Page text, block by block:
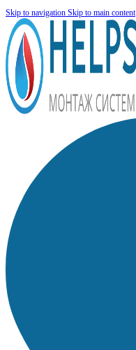
Skip to navigation Skip to main content